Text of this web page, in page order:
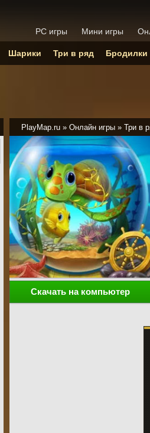
PlayMap.ru » Онлайн игры » Три в
Скачать на компьютер
PC игры Мини игры
Шарики Три в ряд Бродилки